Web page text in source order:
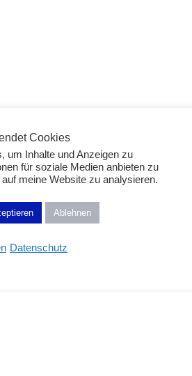
Cookies
um Inhalte und Anzeigen zu
für soziale Medien anbieten zu
meine Website zu analysieren.
Ablehnen
Datenschutz